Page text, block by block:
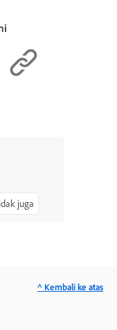
juga
^ Kembali ke atas